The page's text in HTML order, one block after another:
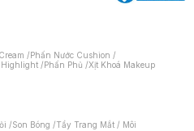
/Phấn Nước Cushion /
Highlight /Phấn Phủ /Xịt Khoá Makeup
/Son Bóng /Tẩy Trang Mắt / Môi